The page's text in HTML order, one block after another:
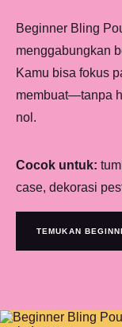
Beginner Bling
menggabungkan
Kamu bisa fokus
membuat—tanpa
nol.
Cocok untuk:
case, dekorasi
TEMUKAN